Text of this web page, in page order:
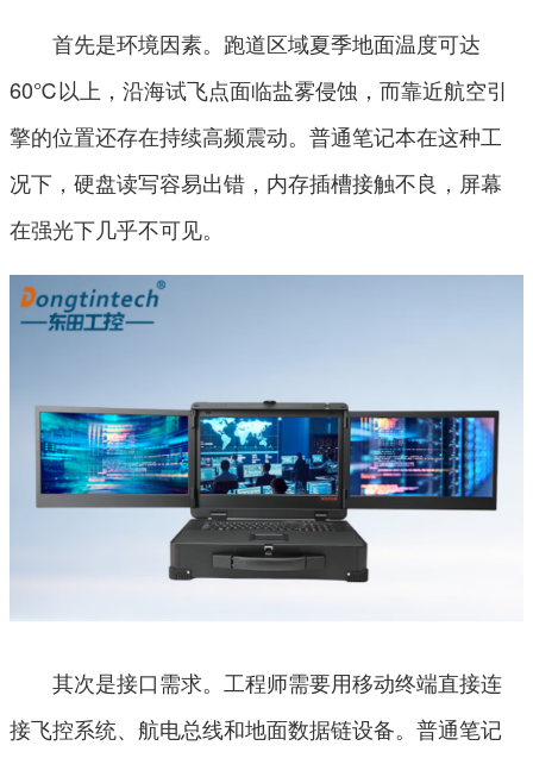
首先是环境因素。跑道区域夏季地面温度可达
60℃以上，沿海试飞点面临盐雾侵蚀，而靠近航空引
擎的位置还存在持续高频震动。普通笔记本在这种工
况下，硬盘读写容易出错，内存插槽接触不良，屏幕
在强光下几乎不可见。
其次是接口需求。工程师需要用移动终端直接连
接飞控系统、航电总线和地面数据链设备。普通笔记